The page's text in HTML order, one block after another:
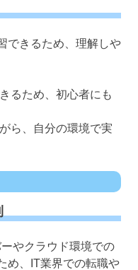
できるため、理解しや
るため、初心者にも
ら、自分の環境で実
やクラウド環境での
め、IT業界での転職や